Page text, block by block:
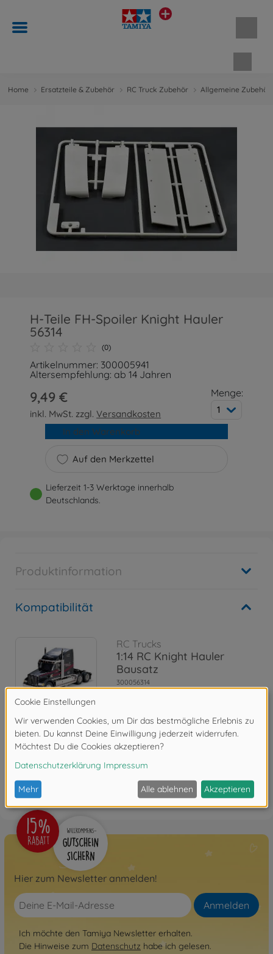
Home Ersatzteile & Zubehör RC Truck Zubehör Allgemeine
H-Teile FH-Spoiler Knight Hauler
56314
(0)
Artikelnummer: 300005941
Altersempfehlung: ab 14 Jahren
9,49 €
inkl. MwSt. zzgl.Versandkosten
Menge:
1
Auf den Merkzettel
In den Warenkorb
Lieferzeit 1-3 Werktage innerhalb
Deutschlands.
Produktinformation
Kompatibilität
RC Trucks
1:14 RC Knight Hauler
Bausatz
300056314
Bewertungen
FAQ
Hier zum Newsletter anmelden!
Anmelden
Ich möchte den Tamiya Newsletter erhalten.
Die Hinweise zum Datenschutz habe ich gelesen.